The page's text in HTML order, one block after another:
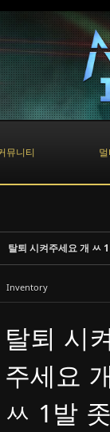
뮤니티
탈퇴 시켜주세요 개 ㅆ
Inventory
탈퇴 시
주세요
ㅆ 1발